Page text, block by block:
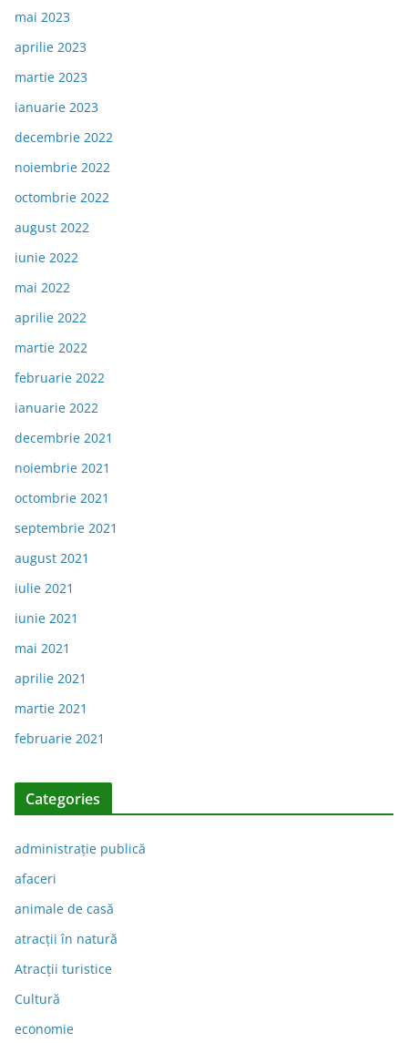
mai 2023
aprilie 2023
martie 2023
ianuarie 2023
decembrie 2022
noiembrie 2022
octombrie 2022
august 2022
iunie 2022
mai 2022
aprilie 2022
martie 2022
februarie 2022
ianuarie 2022
decembrie 2021
noiembrie 2021
octombrie 2021
septembrie 2021
august 2021
iulie 2021
iunie 2021
mai 2021
aprilie 2021
martie 2021
februarie 2021
Categories
administraţie publică
afaceri
animale de casă
atracții în natură
Atracții turistice
Cultură
economie